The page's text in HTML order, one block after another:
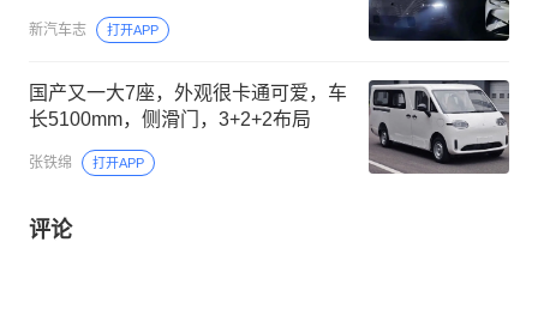
新汽车志 打开APP
国产又一大7座，外观很卡通可爱，车
长5100mm，侧滑门，3+2+2布局
张铁绵 打开APP
评论